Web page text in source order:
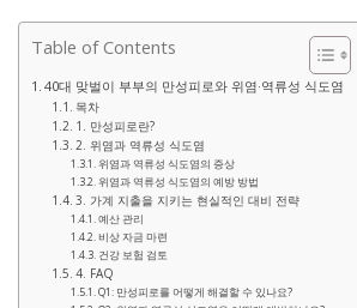
Table of Contents
40대 맞벌이 부부의 만성피로와 위염·역류성 식도염
목차
1. 만성피로란?
2. 위염과 역류성 식도염
위염과 역류성 식도염의 증상
위염과 역류성 식도염의 예방 방법
3. 가계 지출을 지키는 현실적인 대비 전략
예산 관리
비상 자금 마련
건강 보험 검토
4. FAQ
Q1: 만성피로를 어떻게 해결할 수 있나요?